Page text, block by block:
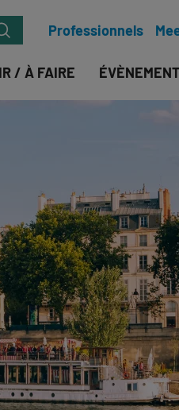
Professionnels
/ À FAIRE